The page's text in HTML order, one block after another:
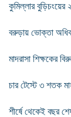
কুমিল্লার বুড়িচংয়ের
বরুড়ায় ভোক্তা
মাদরাসা শিক্ষকের
চার টেস্টে ৩ শতক
শীর্ষে থেকেই বছর